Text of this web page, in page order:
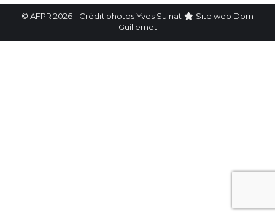
© AFPR 2026 - Crédit photos Yves Suinat Site web Dom
Guillemet